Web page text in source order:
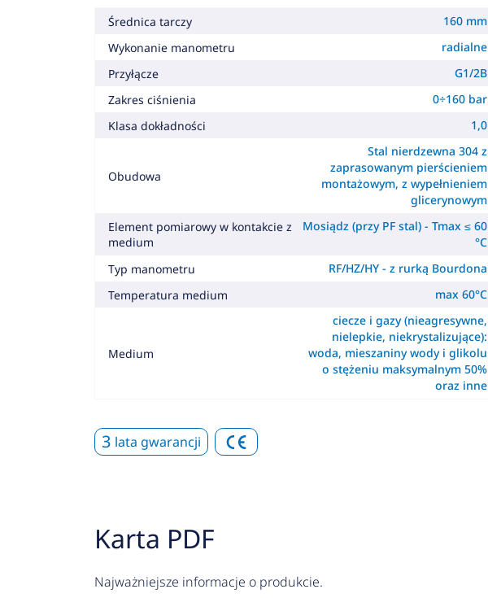
Średnica tarczy
160 mm
Wykonanie manometru
radialne
Przyłącze
G1/2B
Zakres ciśnienia
0÷160 bar
Klasa dokładności
1,0
Obudowa
Stal nierdzewna 304 z
zaprasowanym pierścieniem
montażowym, z wypełnieniem
glicerynowym
Element pomiarowy w kontakcie z
medium
Mosiądz (przy PF stal) - Tmax ≤ 60
°C
Typ manometru
RF/HZ/HY - z rurką Bourdona
Temperatura medium
max 60°C
Medium
ciecze i gazy (nieagresywne,
nielepkie, niekrystalizujące):
woda, mieszaniny wody i glikolu
o stężeniu maksymalnym 50%
oraz inne
3 lata gwarancji
Karta PDF
Najważniejsze informacje o produkcie.